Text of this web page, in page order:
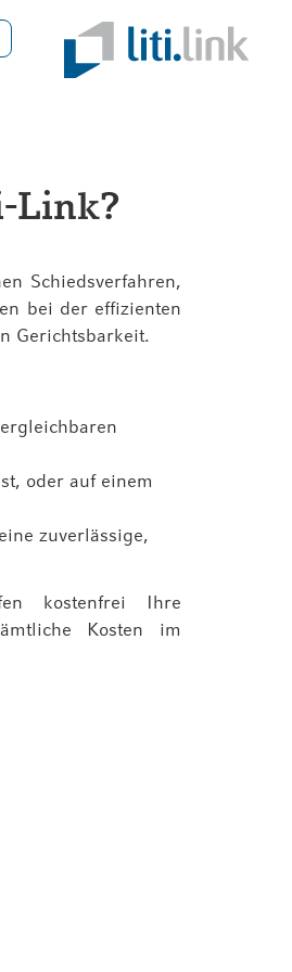
Link?
Schiedsverfahren,
bei der effizienten
Gerichtsbarkeit.
oder auf einem
zuverlässige,
kostenfrei Ihre
Kosten im